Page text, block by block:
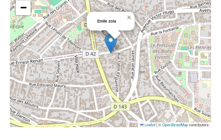
Emile zola ×
−
Leaflet|©OpenStreetMapcontributors